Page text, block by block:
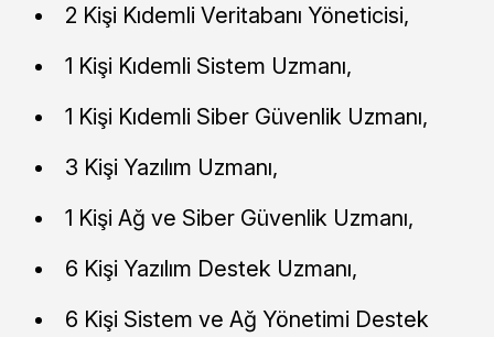
2 Kişi Kıdemli Veritabanı Yöneticisi,
1 Kişi Kıdemli Sistem Uzmanı,
1 Kişi Kıdemli Siber Güvenlik Uzmanı,
3 Kişi Yazılım Uzmanı,
1 Kişi Ağ ve Siber Güvenlik Uzmanı,
6 Kişi Yazılım Destek Uzmanı,
6 Kişi Sistem ve Ağ Yönetimi Destek